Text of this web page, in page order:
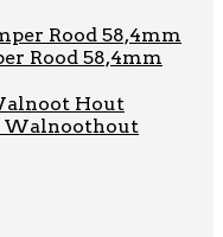
Rood 58,4mm
Walnoothout